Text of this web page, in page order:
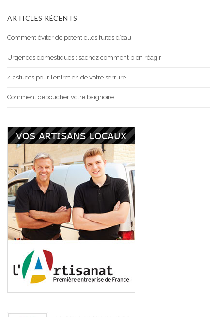
ARTICLES RÉCENTS
Comment éviter de potentielles fuites d’eau
Urgences domestiques : sachez comment bien réagir
4 astuces pour l’entretien de votre serrure
Comment déboucher votre baignoire